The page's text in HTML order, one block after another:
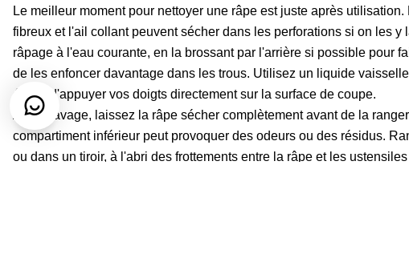
Le meilleur moment pour nettoyer une râpe est juste après
fibreux et l'ail collant peuvent sécher dans les perforations si on les
râpage à l'eau courante, en la brossant par l'arrière si possible pour
de les enfoncer davantage dans les trous. Utilisez un liquide
évitez d'appuyer vos doigts directement sur la surface de coupe.
Après lavage, laissez la râpe sécher complètement avant de la
compartiment inférieur peut provoquer des odeurs ou des résidus.
ou dans un tiroir, à l'abri des frottements entre la râpe et les